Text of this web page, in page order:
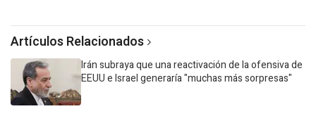
Artículos Relacionados
Irán subraya que una reactivación de la ofensiva de
EEUU e Israel generaría "muchas más sorpresas"